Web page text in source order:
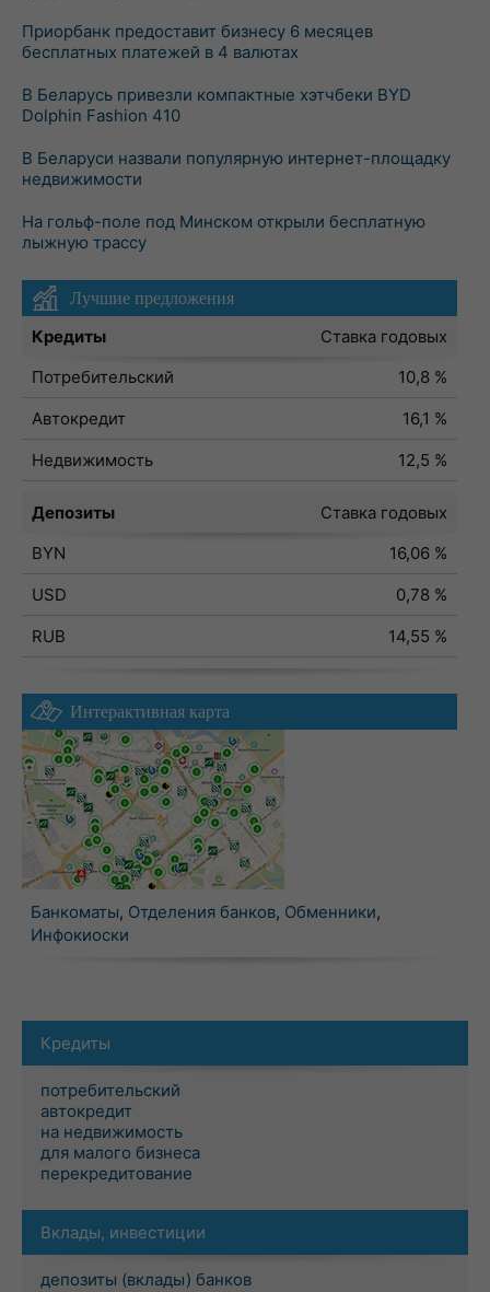
Приорбанк предоставит бизнесу 6 месяцев
бесплатных платежей в 4 валютах
В Беларусь привезли компактные хэтчбеки BYD
Dolphin Fashion 410
В Беларуси назвали популярную интернет-площадку
недвижимости
На гольф-поле под Минском открыли бесплатную
лыжную трассу
Лучшие предложения
Кредиты
Ставка годовых
Потребительский
10,8 %
Автокредит
16,1 %
Недвижимость
12,5 %
Депозиты
Ставка годовых
BYN
16,06 %
USD
0,78 %
RUB
14,55 %
Интерактивная карта
Банкоматы, Отделения банков, Обменники,
Инфокиоски
Кредиты
потребительский
автокредит
на недвижимость
для малого бизнеса
перекредитование
Вклады, инвестиции
депозиты (вклады) банков